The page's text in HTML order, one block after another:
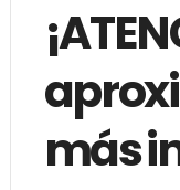
más